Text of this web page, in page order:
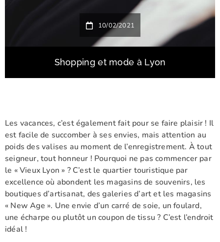
10/02/2021
Shopping et mode à Lyon
Les vacances, c’est également fait pour se faire plaisir ! Il
est facile de succomber à ses envies, mais attention au
poids des valises au moment de l’enregistrement. À tout
seigneur, tout honneur ! Pourquoi ne pas commencer par
le « Vieux Lyon » ? C’est le quartier touristique par
excellence où abondent les magasins de souvenirs, les
boutiques d’artisanat, des galeries d’art et les magasins
« New Age ». Une envie d’un carré de soie, un foulard,
une écharpe ou plutôt un coupon de tissu ? C’est l’endroit
idéal !